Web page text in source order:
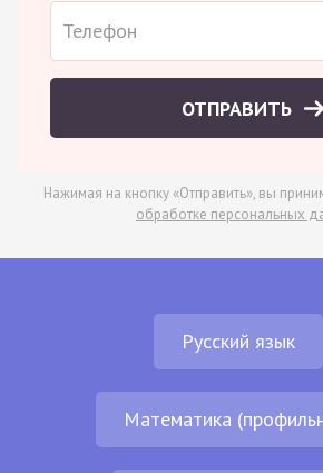
ОТПРАВИТЬ
Нажимая на кнопку «Отправить», вы
обработке персональных
Русский язык
Математика